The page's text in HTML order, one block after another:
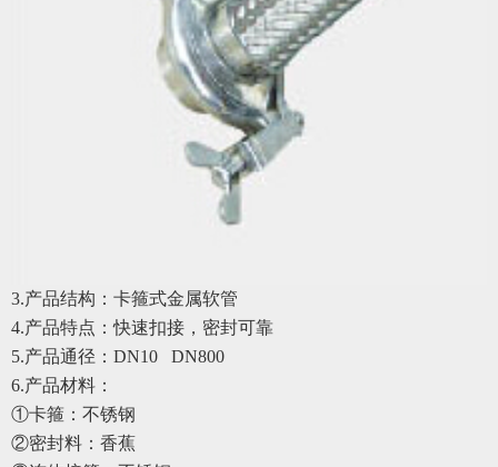
3.产品结构：卡箍式金属软管
4.产品特点：快速扣接，密封可靠
5.产品通径：DN10 DN800
6.产品材料：
①卡箍：不锈钢
②密封料：香蕉